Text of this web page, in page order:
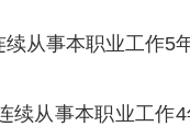
从事本职业工作5
续从事本职业工作